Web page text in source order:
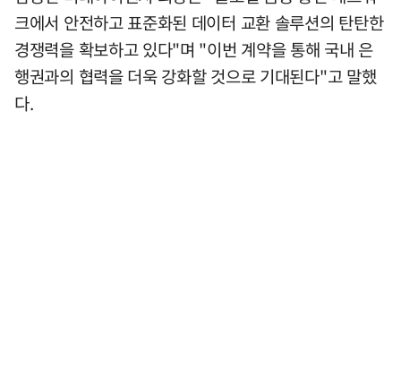
크에서 안전하고 표준화된 데이터 교환 솔루션의 탄탄한
경쟁력을 확보하고 있다"며 "이번 계약을 통해 국내 은
행권과의 협력을 더욱 강화할 것으로 기대된다"고 말했
다.